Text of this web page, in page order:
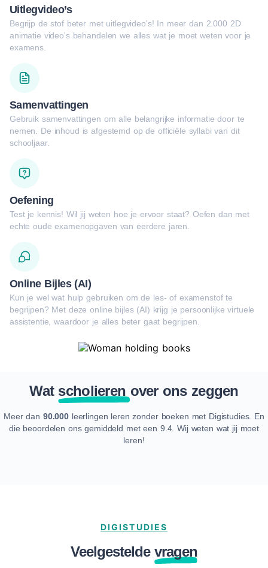
Uitlegvideo’s
Begrijp de stof beter met uitlegvideo's! In meer dan 2.000 2D
animatie video's behandelen we alles wat je moet weten voor je
examens.
Samenvattingen
Gebruik samenvattingen om alle belangrijke informatie door te
nemen. De inhoud is afgestemd op de officiële syllabi van dit
schooljaar.
Oefening
Test je kennis! Wil jij weten hoe je ervoor staat? Oefen dan met
echte oude examenopgaven van eerdere jaren.
Online Bijles (AI)
Kun je wel wat hulp gebruiken om de les- of examenstof te
begrijpen? Met deze online bijles (AI) krijg je persoonlijke virtuele
assistentie, waardoor je alles beter gaat begrijpen.
Wat scholieren over ons zeggen
Meer dan 90.000 leerlingen leren zonder boeken met Digistudies. En
die beoordelen ons gemiddeld met een 9.4. Wij weten wat jij moet
leren!
DIGISTUDIES
Veelgesteldevragen